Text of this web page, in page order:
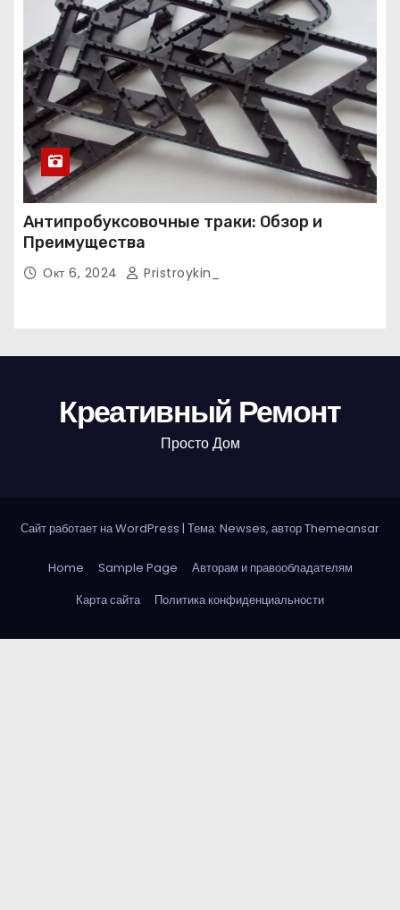
Антипробуксовочные траки: Обзор и
Преимущества
Окт 6, 2024 Pristroykin_
Креативный Ремонт
Просто Дом
Сайт работает на WordPress | Тема: Newses, авторThemeansar
Home Sample Page
Авторам и правообладателям
Карта сайта
Политика конфиденциальности